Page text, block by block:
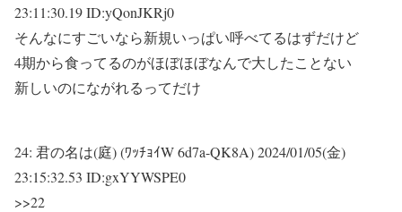
23:11:30.19 ID:yQonJKRj0
そんなにすごいなら新規いっぱい呼べてるはずだけど
4期から食ってるのがほぼほぼなんで大したことない
新しいのにながれるってだけ
24: 君の名は(庭) (ﾜｯﾁｮｲW 6d7a-QK8A)2024/01/05(金)
23:15:32.53 ID:gxYYWSPE0
>>22